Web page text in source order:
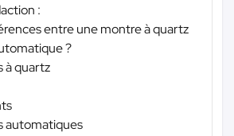
:
entre une montre à quartz
?
à quartz
automatiques